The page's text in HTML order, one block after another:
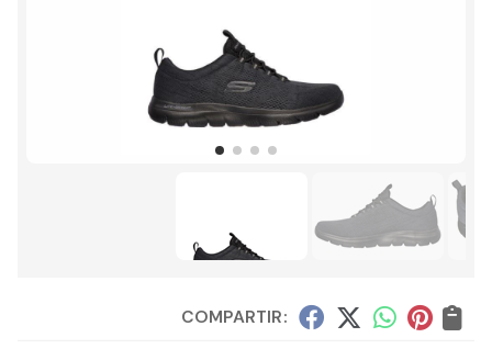
COMPARTIR: